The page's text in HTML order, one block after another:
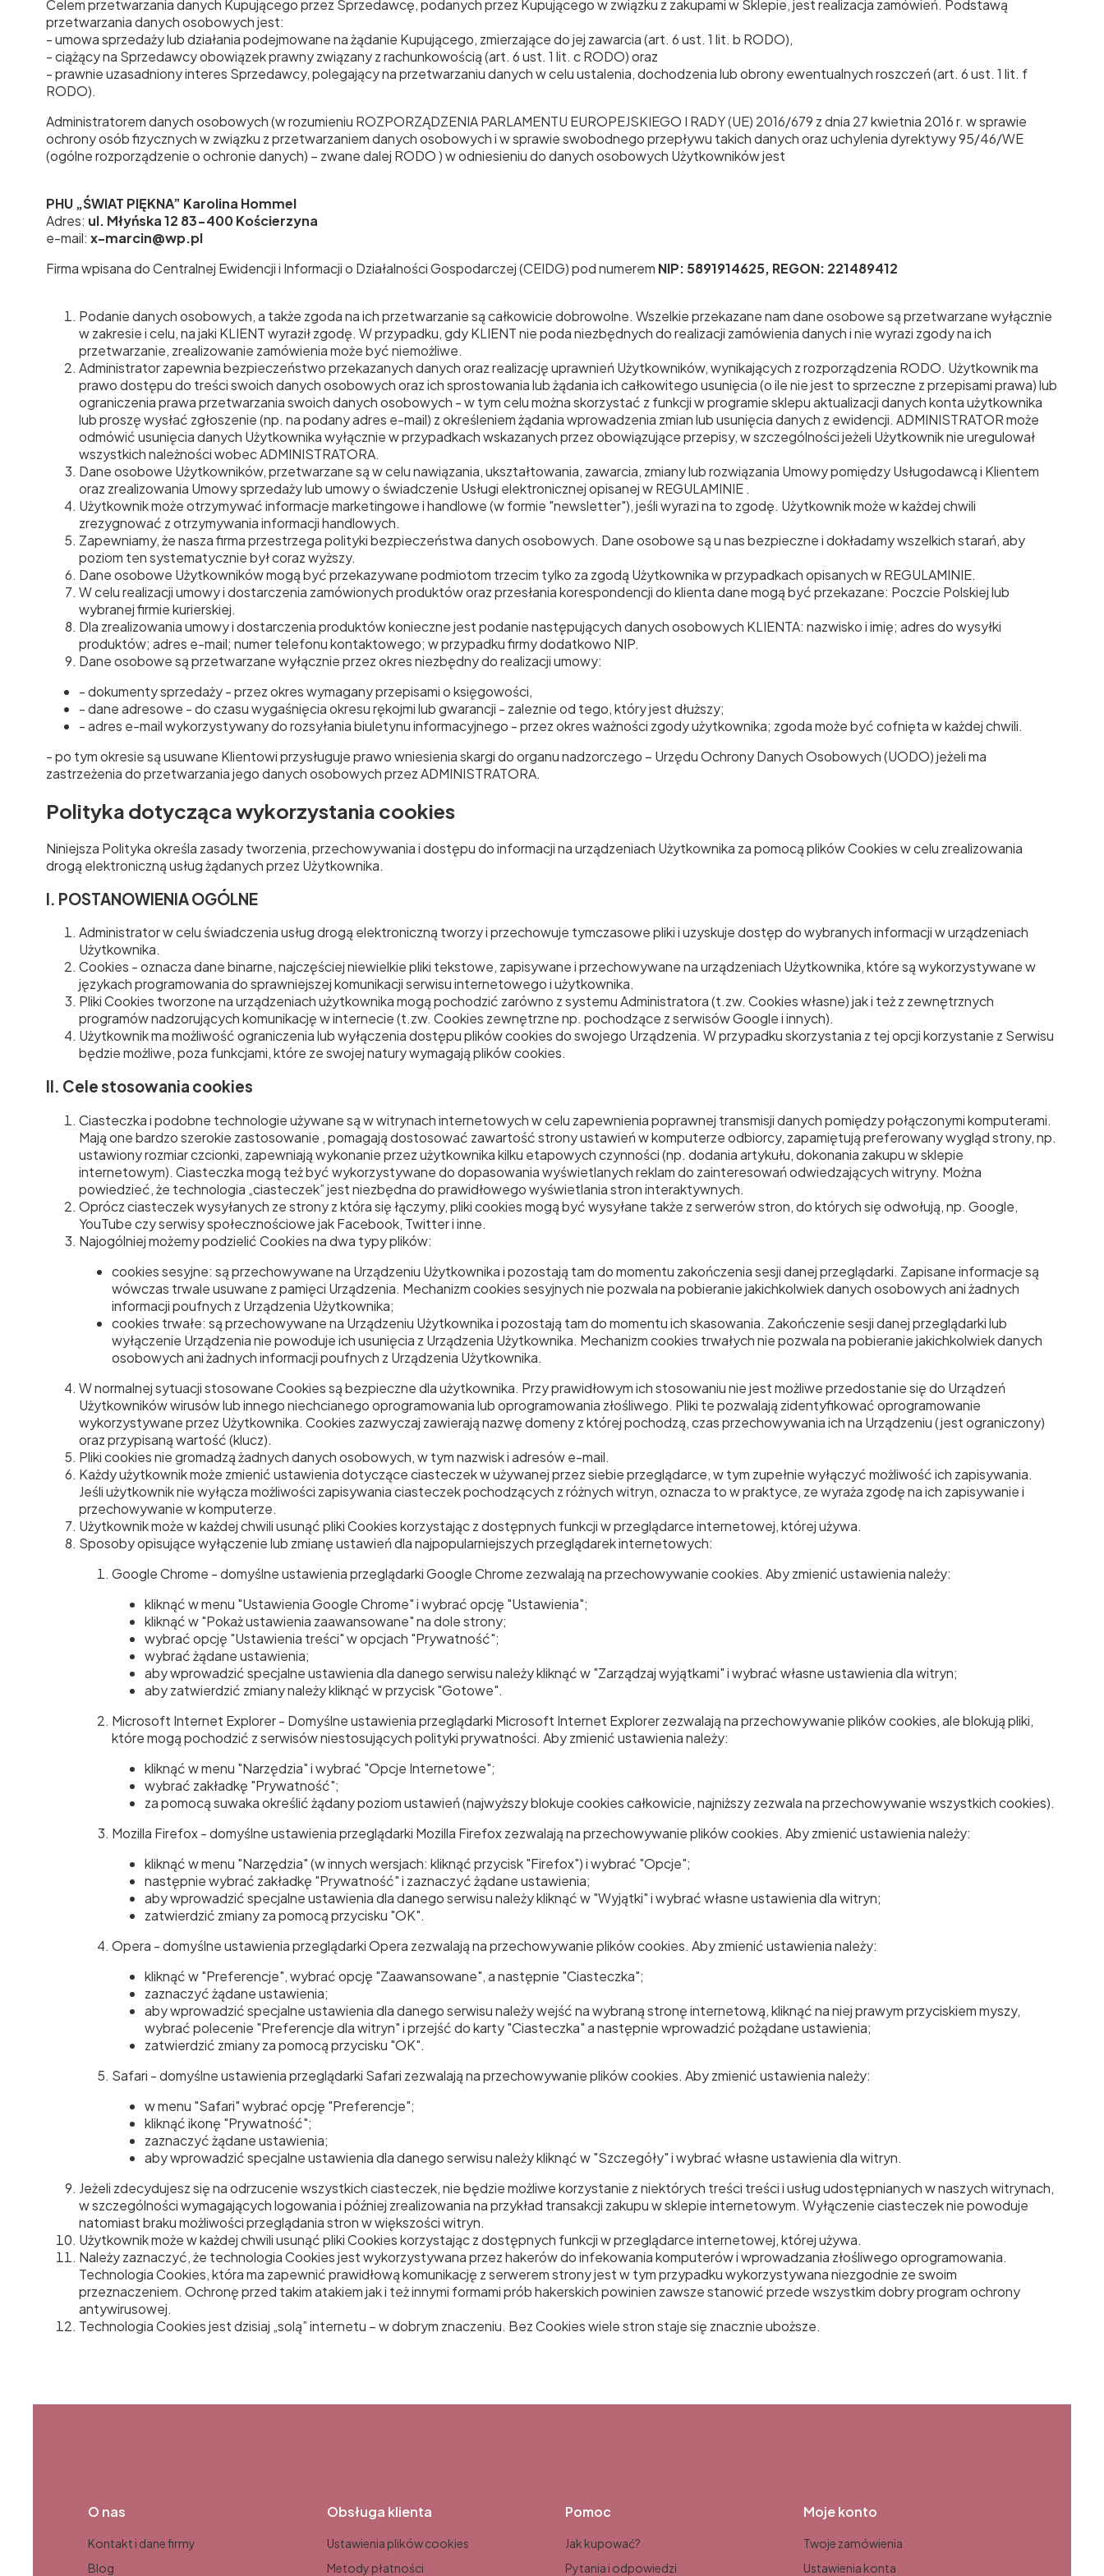
Celem przetwarzania danych Kupującego przez Sprzedawcę, podanych przez Kupującego w związku z zakupami w Sklepie, jest realizacja zamówień. Podstawą
przetwarzania danych osobowych jest:
- umowa sprzedaży lub działania podejmowane na żądanie Kupującego, zmierzające do jej zawarcia (art. 6 ust. 1 lit. b RODO),
- ciążący na Sprzedawcy obowiązek prawny związany z rachunkowością (art. 6 ust. 1 lit. c RODO) oraz
- prawnie uzasadniony interes Sprzedawcy, polegający na przetwarzaniu danych w celu ustalenia, dochodzenia lub obrony ewentualnych roszczeń (art. 6 ust. 1 lit. f
RODO).
Administratorem danych osobowych (w rozumieniu ROZPORZĄDZENIA PARLAMENTU EUROPEJSKIEGO I RADY (UE) 2016/679 z dnia 27 kwietnia 2016 r. w sprawie
ochrony osób fizycznych w związku z przetwarzaniem danych osobowych i w sprawie swobodnego przepływu takich danych oraz uchylenia dyrektywy 95/46/WE
(ogólne rozporządzenie o ochronie danych) – zwane dalej RODO ) w odniesieniu do danych osobowych Użytkowników jest
PHU „ŚWIAT PIĘKNA” Karolina Hommel
Adres: ul. Młyńska 12 83-400 Kościerzyna
e-mail: x-marcin@wp.pl
Firma wpisana do Centralnej Ewidencji i Informacji o Działalności Gospodarczej (CEIDG) pod numerem NIP: 5891914625, REGON: 221489412
Podanie danych osobowych, a także zgoda na ich przetwarzanie są całkowicie dobrowolne. Wszelkie przekazane nam dane osobowe są przetwarzane wyłącznie
w zakresie i celu, na jaki KLIENT wyraził zgodę. W przypadku, gdy KLIENT nie poda niezbędnych do realizacji zamówienia danych i nie wyrazi zgody na ich
przetwarzanie, zrealizowanie zamówienia może być niemożliwe.
Administrator zapewnia bezpieczeństwo przekazanych danych oraz realizację uprawnień Użytkowników, wynikających z rozporządzenia RODO. Użytkownik ma
prawo dostępu do treści swoich danych osobowych oraz ich sprostowania lub żądania ich całkowitego usunięcia (o ile nie jest to sprzeczne z przepisami prawa) lub
ograniczenia prawa przetwarzania swoich danych osobowych - w tym celu można skorzystać z funkcji w programie sklepu aktualizacji danych konta użytkownika
lub proszę wysłać zgłoszenie (np. na podany adres e-mail) z określeniem żądania wprowadzenia zmian lub usunięcia danych z ewidencji. ADMINISTRATOR może
odmówić usunięcia danych Użytkownika wyłącznie w przypadkach wskazanych przez obowiązujące przepisy, w szczególności jeżeli Użytkownik nie uregulował
wszystkich należności wobec ADMINISTRATORA.
Dane osobowe Użytkowników, przetwarzane są w celu nawiązania, ukształtowania, zawarcia, zmiany lub rozwiązania Umowy pomiędzy Usługodawcą i Klientem
oraz zrealizowania Umowy sprzedaży lub umowy o świadczenie Usługi elektronicznej opisanej w REGULAMINIE .
Użytkownik może otrzymywać informacje marketingowe i handlowe (w formie "newsletter"), jeśli wyrazi na to zgodę. Użytkownik może w każdej chwili
zrezygnować z otrzymywania informacji handlowych.
Zapewniamy, że nasza firma przestrzega polityki bezpieczeństwa danych osobowych. Dane osobowe są u nas bezpieczne i dokładamy wszelkich starań, aby
poziom ten systematycznie był coraz wyższy.
Dane osobowe Użytkowników mogą być przekazywane podmiotom trzecim tylko za zgodą Użytkownika w przypadkach opisanych w REGULAMINIE.
W celu realizacji umowy i dostarczenia zamówionych produktów oraz przesłania korespondencji do klienta dane mogą być przekazane: Poczcie Polskiej lub
wybranej firmie kurierskiej.
Dla zrealizowania umowy i dostarczenia produktów konieczne jest podanie następujących danych osobowych KLIENTA: nazwisko i imię; adres do wysyłki
produktów; adres e-mail; numer telefonu kontaktowego; w przypadku firmy dodatkowo NIP.
Dane osobowe są przetwarzane wyłącznie przez okres niezbędny do realizacji umowy:
- dokumenty sprzedaży - przez okres wymagany przepisami o księgowości,
- dane adresowe - do czasu wygaśnięcia okresu rękojmi lub gwarancji - zaleznie od tego, który jest dłuższy;
- adres e-mail wykorzystywany do rozsyłania biuletynu informacyjnego - przez okres ważności zgody użytkownika; zgoda może być cofnięta w każdej chwili.
- po tym okresie są usuwane Klientowi przysługuje prawo wniesienia skargi do organu nadzorczego – Urzędu Ochrony Danych Osobowych (UODO) jeżeli ma
zastrzeżenia do przetwarzania jego danych osobowych przez ADMINISTRATORA.
Polityka dotycząca wykorzystania cookies
Niniejsza Polityka określa zasady tworzenia, przechowywania i dostępu do informacji na urządzeniach Użytkownika za pomocą plików Cookies w celu zrealizowania
drogą elektroniczną usług żądanych przez Użytkownika.
I. POSTANOWIENIA OGÓLNE
Administrator w celu świadczenia usług drogą elektroniczną tworzy i przechowuje tymczasowe pliki i uzyskuje dostęp do wybranych informacji w urządzeniach
Użytkownika.
Cookies - oznacza dane binarne, najczęściej niewielkie pliki tekstowe, zapisywane i przechowywane na urządzeniach Użytkownika, które są wykorzystywane w
językach programowania do sprawniejszej komunikacji serwisu internetowego i użytkownika.
Pliki Cookies tworzone na urządzeniach użytkownika mogą pochodzić zarówno z systemu Administratora (t.zw. Cookies własne) jak i też z zewnętrznych
programów nadzorujących komunikację w internecie (t.zw. Cookies zewnętrzne np. pochodzące z serwisów Google i innych).
Użytkownik ma możliwość ograniczenia lub wyłączenia dostępu plików cookies do swojego Urządzenia. W przypadku skorzystania z tej opcji korzystanie z Serwisu
będzie możliwe, poza funkcjami, które ze swojej natury wymagają plików cookies.
II. Cele stosowania cookies
Ciasteczka i podobne technologie używane są w witrynach internetowych w celu zapewnienia poprawnej transmisji danych pomiędzy połączonymi komputerami.
Mają one bardzo szerokie zastosowanie , pomagają dostosować zawartość strony ustawień w komputerze odbiorcy, zapamiętują preferowany wygląd strony, np.
ustawiony rozmiar czcionki, zapewniają wykonanie przez użytkownika kilku etapowych czynności (np. dodania artykułu, dokonania zakupu w sklepie
internetowym). Ciasteczka mogą też być wykorzystywane do dopasowania wyświetlanych reklam do zainteresowań odwiedzających witryny. Można
powiedzieć, że technologia „ciasteczek” jest niezbędna do prawidłowego wyświetlania stron interaktywnych.
Oprócz ciasteczek wysyłanych ze strony z która się łączymy, pliki cookies mogą być wysyłane także z serwerów stron, do których się odwołują, np. Google,
YouTube czy serwisy społecznościowe jak Facebook, Twitter i inne.
Najogólniej możemy podzielić Cookies na dwa typy plików:
cookies sesyjne: są przechowywane na Urządzeniu Użytkownika i pozostają tam do momentu zakończenia sesji danej przeglądarki. Zapisane informacje są
wówczas trwale usuwane z pamięci Urządzenia. Mechanizm cookies sesyjnych nie pozwala na pobieranie jakichkolwiek danych osobowych ani żadnych
informacji poufnych z Urządzenia Użytkownika;
cookies trwałe: są przechowywane na Urządzeniu Użytkownika i pozostają tam do momentu ich skasowania. Zakończenie sesji danej przeglądarki lub
wyłączenie Urządzenia nie powoduje ich usunięcia z Urządzenia Użytkownika. Mechanizm cookies trwałych nie pozwala na pobieranie jakichkolwiek danych
osobowych ani żadnych informacji poufnych z Urządzenia Użytkownika.
W normalnej sytuacji stosowane Cookies są bezpieczne dla użytkownika. Przy prawidłowym ich stosowaniu nie jest możliwe przedostanie się do Urządzeń
Użytkowników wirusów lub innego niechcianego oprogramowania lub oprogramowania złośliwego. Pliki te pozwalają zidentyfikować oprogramowanie
wykorzystywane przez Użytkownika. Cookies zazwyczaj zawierają nazwę domeny z której pochodzą, czas przechowywania ich na Urządzeniu (jest ograniczony)
oraz przypisaną wartość (klucz).
Pliki cookies nie gromadzą żadnych danych osobowych, w tym nazwisk i adresów e-mail.
Każdy użytkownik może zmienić ustawienia dotyczące ciasteczek w używanej przez siebie przeglądarce, w tym zupełnie wyłączyć możliwość ich zapisywania.
Jeśli użytkownik nie wyłącza możliwości zapisywania ciasteczek pochodzących z różnych witryn, oznacza to w praktyce, ze wyraża zgodę na ich zapisywanie i
przechowywanie w komputerze.
Użytkownik może w każdej chwili usunąć pliki Cookies korzystając z dostępnych funkcji w przeglądarce internetowej, której używa.
Sposoby opisujące wyłączenie lub zmianę ustawień dla najpopularniejszych przeglądarek internetowych:
Google Chrome - domyślne ustawienia przeglądarki Google Chrome zezwalają na przechowywanie cookies. Aby zmienić ustawienia należy:
kliknąć w menu "Ustawienia Google Chrome" i wybrać opcję "Ustawienia";
kliknąć w "Pokaż ustawienia zaawansowane" na dole strony;
wybrać opcję "Ustawienia treści" w opcjach "Prywatność";
wybrać żądane ustawienia;
aby wprowadzić specjalne ustawienia dla danego serwisu należy kliknąć w "Zarządzaj wyjątkami" i wybrać własne ustawienia dla witryn;
aby zatwierdzić zmiany należy kliknąć w przycisk "Gotowe".
Microsoft Internet Explorer - Domyślne ustawienia przeglądarki Microsoft Internet Explorer zezwalają na przechowywanie plików cookies, ale blokują pliki,
które mogą pochodzić z serwisów niestosujących polityki prywatności. Aby zmienić ustawienia należy:
kliknąć w menu "Narzędzia" i wybrać "Opcje Internetowe";
wybrać zakładkę "Prywatność";
za pomocą suwaka określić żądany poziom ustawień (najwyższy blokuje cookies całkowicie, najniższy zezwala na przechowywanie wszystkich cookies).
Mozilla Firefox - domyślne ustawienia przeglądarki Mozilla Firefox zezwalają na przechowywanie plików cookies. Aby zmienić ustawienia należy:
kliknąć w menu "Narzędzia" (w innych wersjach: kliknąć przycisk "Firefox") i wybrać "Opcje";
następnie wybrać zakładkę "Prywatność" i zaznaczyć żądane ustawienia;
aby wprowadzić specjalne ustawienia dla danego serwisu należy kliknąć w "Wyjątki" i wybrać własne ustawienia dla witryn;
zatwierdzić zmiany za pomocą przycisku "OK".
Opera - domyślne ustawienia przeglądarki Opera zezwalają na przechowywanie plików cookies. Aby zmienić ustawienia należy:
kliknąć w "Preferencje", wybrać opcję "Zaawansowane", a następnie "Ciasteczka";
zaznaczyć żądane ustawienia;
aby wprowadzić specjalne ustawienia dla danego serwisu należy wejść na wybraną stronę internetową, kliknąć na niej prawym przyciskiem myszy,
wybrać polecenie "Preferencje dla witryn" i przejść do karty "Ciasteczka" a następnie wprowadzić pożądane ustawienia;
zatwierdzić zmiany za pomocą przycisku "OK".
Safari - domyślne ustawienia przeglądarki Safari zezwalają na przechowywanie plików cookies. Aby zmienić ustawienia należy:
w menu "Safari" wybrać opcję "Preferencje";
kliknąć ikonę "Prywatność";
zaznaczyć żądane ustawienia;
aby wprowadzić specjalne ustawienia dla danego serwisu należy kliknąć w "Szczegóły" i wybrać własne ustawienia dla witryn.
Jeżeli zdecydujesz się na odrzucenie wszystkich ciasteczek, nie będzie możliwe korzystanie z niektórych treści treści i usług udostępnianych w naszych witrynach,
w szczególności wymagających logowania i później zrealizowania na przykład transakcji zakupu w sklepie internetowym. Wyłączenie ciasteczek nie powoduje
natomiast braku możliwości przeglądania stron w większości witryn.
Użytkownik może w każdej chwili usunąć pliki Cookies korzystając z dostępnych funkcji w przeglądarce internetowej, której używa.
Należy zaznaczyć, że technologia Cookies jest wykorzystywana przez hakerów do infekowania komputerów i wprowadzania złośliwego oprogramowania.
Technologia Cookies, która ma zapewnić prawidłową komunikację z serwerem strony jest w tym przypadku wykorzystywana niezgodnie ze swoim
przeznaczeniem. Ochronę przed takim atakiem jak i też innymi formami prób hakerskich powinien zawsze stanowić przede wszystkim dobry program ochrony
antywirusowej.
Technologia Cookies jest dzisiaj „solą” internetu – w dobrym znaczeniu. Bez Cookies wiele stron staje się znacznie uboższe.
Linki w stopce
O nas
Kontakt i dane firmy
Blog
Obsługa klienta
Ustawienia plików cookies
Metody płatności
Pomoc
Jak kupować?
Pytania i odpowiedzi
Moje konto
Twoje zamówienia
Ustawienia konta